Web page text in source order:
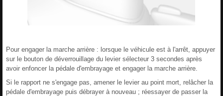
Pour engager la marche arrière : lorsque le véhicule est à l'arrêt, appuyer
sur le bouton de déverrouillage du levier sélecteur 3 secondes après
avoir enfoncer la pédale d'embrayage et engager la marche arrière.
Si le rapport ne s'engage pas, amener le levier au point mort, relâcher la
pédale d'embrayage puis débrayer à nouveau ; réessayer de passer la